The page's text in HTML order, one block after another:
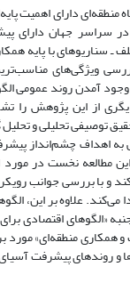
منطقه‌ای دارای اهمیت
سراسر جهان دارای
ـ سناریوهای با پایه
ویژگی‌های
آمدن روند عمومی
از این پژوهش را
توصیفی تحلیلی و
مطالعه نخست در
و با بررسی جوانب
می‌کند. علاوه بر این،
«الگوهای اقتصادی
همکاری منطقه‌ای» مورد
و روند‌های پیشرفت